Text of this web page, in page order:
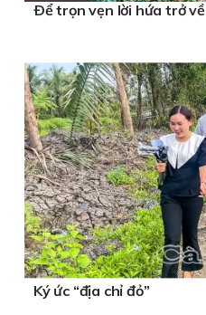
Ðể trọn vẹn lời hứa trở về
Ký ức “địa chỉ đỏ”